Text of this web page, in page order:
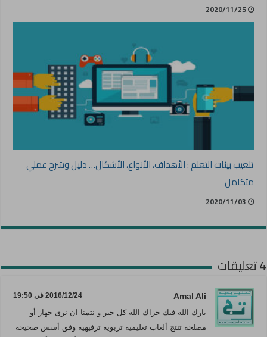
2020/11/25
تلعيب بيئات التعلم : الأهداف، الأنواع، الأشكال… دليل وشرح عملي
متكامل
2020/11/03
4 تعليقات
Amal Ali 2016/12/24 في 19:50
بارك الله فيك جزاك الله كل خير و نتمنا ان نرى جهاز أو
مصلحة تنتج ألعاب تعليمية تربوية ترفيهية وفق أسس صحيحة